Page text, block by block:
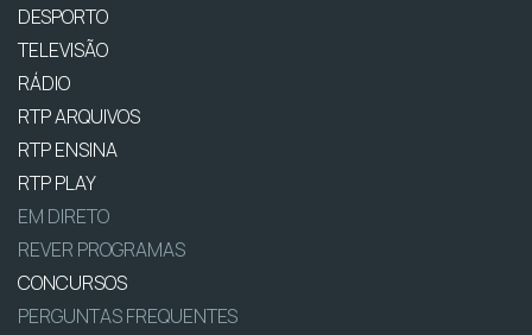
DESPORTO
TELEVISÃO
RÁDIO
RTP ARQUIVOS
RTP ENSINA
RTP PLAY
EM DIRETO
REVER PROGRAMAS
CONCURSOS
PERGUNTAS FREQUENTES